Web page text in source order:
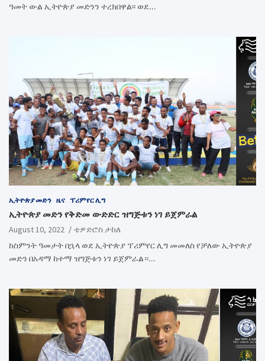
ዓመት ውል ኢትዮጵያ መድንን ተረክበዋል፡፡ ወደ…
ኢትዮጵያ መድን ዜና ፕሪምየር ሊግ
ኢትዮጵያ መድን የቅድመ ውድድር ዝግጅቱን ነገ ይጀምራል
August 10, 2022
ቴዎድሮስ ታከለ
ከስምንት ዓመታት በኋላ ወደ ኢትዮጵያ ፕሪምየር ሊግ መመለስ የቻለው ኢትዮጵያ
መድን በአዳማ ከተማ ዝግጅቱን ነገ ይጀምራል።…